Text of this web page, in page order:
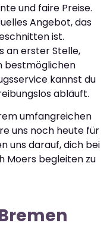
und faire Preise.
Angebot, das
ist.
an erster Stelle,
bestmöglichen
kannst du
abläuft.
umfangreichen
uns noch heute für
uns darauf, dich bei
Moers begleiten zu